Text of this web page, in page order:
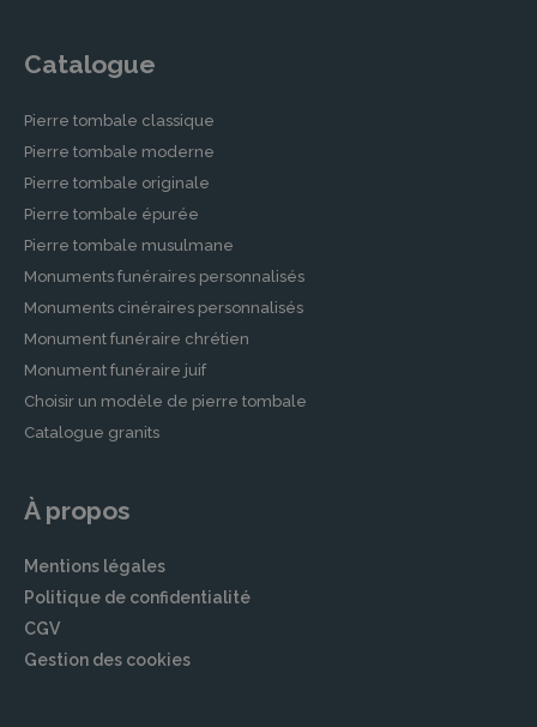
Catalogue
Pierre tombale classique
Pierre tombale moderne
Pierre tombale originale
Pierre tombale épurée
Pierre tombale musulmane
Monuments funéraires personnalisés
Monuments cinéraires personnalisés
Monument funéraire chrétien
Monument funéraire juif
Choisir un modèle de pierre tombale
Catalogue granits
À propos
Mentions légales
Politique de confidentialité
CGV
Gestion des cookies